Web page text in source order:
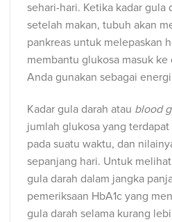
sehari-hari. Ketika kadar gula
setelah makan, tubuh akan
pankreas untuk melepaskan
membantu glukosa masuk ke
Anda gunakan sebagai
Kadar gula darah atau blood
jumlah glukosa yang
pada suatu waktu, dan
sepanjang hari. Untuk
gula darah dalam jangka
pemeriksaan HbA1c yang
gula darah selama kurang